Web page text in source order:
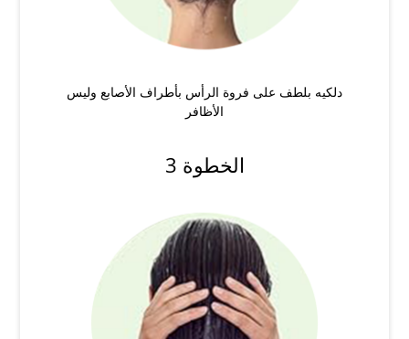
دلكيه بلطف على فروة الرأس بأطراف الأصابع وليس
الأظافر
الخطوة 3